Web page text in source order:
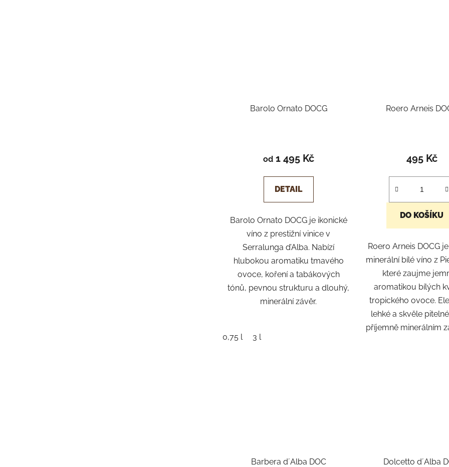
Barolo Ornato DOCG
hodnocení
5,0
5
hvězdiček.
od1 495 Kč
DETAIL
Barolo Ornato DOCG je ikonické
víno z prestižní vinice v
Serralunga d’Alba. Nabízí
hlubokou aromatiku tmavého
ovoce, koření a tabákových
tónů, pevnou strukturu a dlouhý,
minerální závěr.
0,75 l 3 l
Roero Arneis
495 Kč
DO KOŠÍKU
Roero Arneis DOCG
minerální bílé víno z
které zaujme
aromatikou bílých
tropického ovoce.
lehké a skvěle
příjemně minerálním
Barbera d´Alba DOC Dolcetto d´Alba